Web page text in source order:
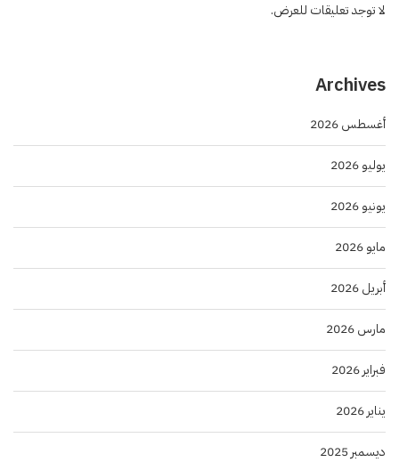
لا توجد تعليقات للعرض.
Archives
أغسطس 2026
يوليو 2026
يونيو 2026
مايو 2026
أبريل 2026
مارس 2026
فبراير 2026
يناير 2026
ديسمبر 2025